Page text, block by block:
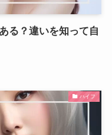
る？違いを知って自
ハイフ